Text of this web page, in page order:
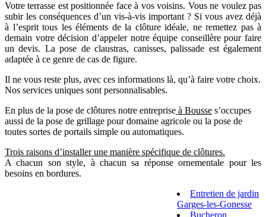
Votre terrasse est positionnée face à vos voisins. Vous ne voulez pas
subir les conséquences d’un vis-à-vis important ? Si vous avez déjà
à l’esprit tous les éléments de la clôture idéale, ne remettez pas à
demain votre décision d’appeler notre équipe conseillère pour faire
un devis. La pose de claustras, canisses, palissade est également
adaptée à ce genre de cas de figure.
Il ne vous reste plus, avec ces informations là, qu’à faire votre choix.
Nos services uniques sont personnalisables.
En plus de la pose de clôtures notre entreprise à Bousse s’occupes
aussi de la pose de grillage pour domaine agricole ou la pose de
toutes sortes de portails simple ou automatiques.
Trois raisons d’installer une manière spécifique de clôtures.
A chacun son style, à chacun sa réponse ornementale pour les
besoins en bordures.
Entretien de jardin
Garges-les-Gonesse